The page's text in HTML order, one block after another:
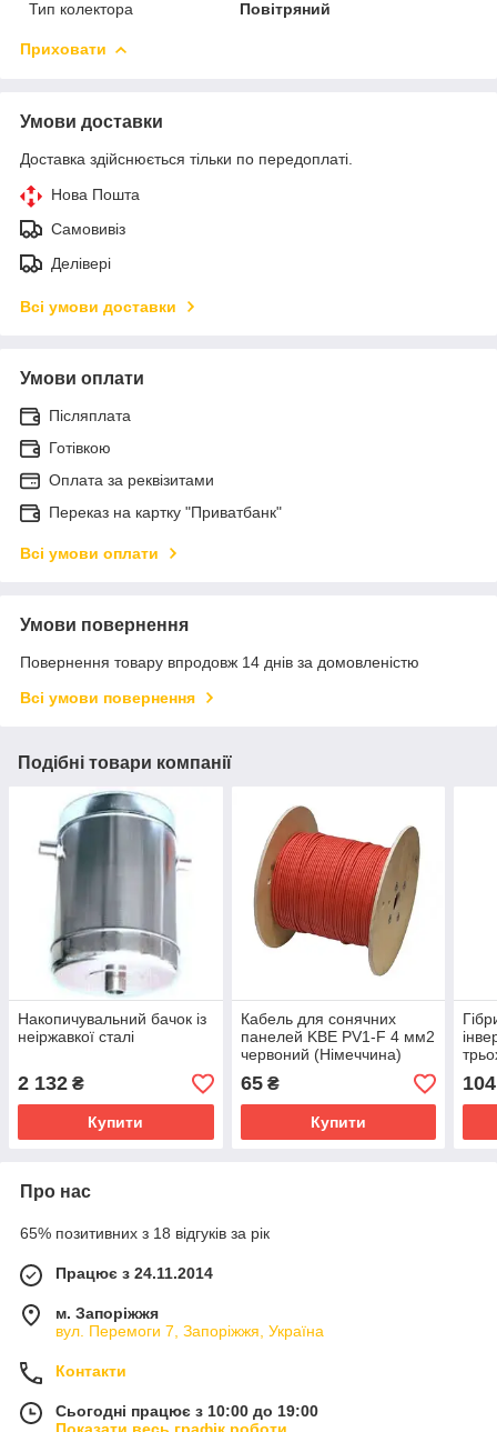
Тип колектора
Повітряний
Приховати
Умови доставки
Доставка здійснюється тільки по передоплаті.
Нова Пошта
Самовивіз
Делівері
Всі умови доставки
Умови оплати
Післяплата
Готівкою
Оплата за реквізитами
Переказ на картку "Приватбанк"
Всі умови оплати
Умови повернення
Повернення товару впродовж 14 днів за домовленістю
Всі умови повернення
Подібні товари компанії
Накопичувальний бачок із
неіржавкої сталі
2 132 ₴
Купити
Кабель для сонячних
панелей KBE PV1-F 4 мм2
червоний (Німеччина)
65₴
Купити
Про нас
65% позитивних з 18 відгуків за рік
Працює з 24.11.2014
м. Запоріжжя
вул. Перемоги 7, Запоріжжя, Україна
Контакти
Сьогодні працює з 10:00 до 19:00